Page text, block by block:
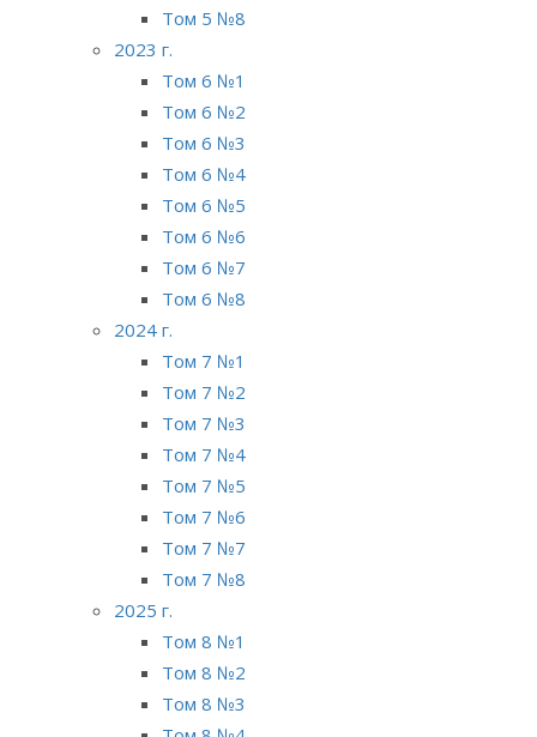
Том 5 №8
2023 г.
Том 6 №1
Том 6 №2
Том 6 №3
Том 6 №4
Том 6 №5
Том 6 №6
Том 6 №7
Том 6 №8
2024 г.
Том 7 №1
Том 7 №2
Том 7 №3
Том 7 №4
Том 7 №5
Том 7 №6
Том 7 №7
Том 7 №8
2025 г.
Том 8 №1
Том 8 №2
Том 8 №3